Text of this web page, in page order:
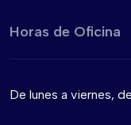
Horas de Oficina
De lunes a viernes,